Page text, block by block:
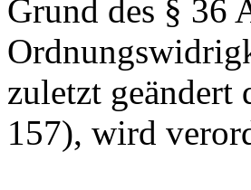
Grund des § 36
zuletzt
157), wird